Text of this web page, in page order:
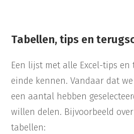
Tabellen, tips en
Een lijst met alle Excel-tips en
einde kennen. Vandaar dat
een aantal hebben
willen delen. Bijvoorbeeld
tabellen: